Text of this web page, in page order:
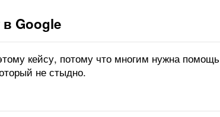
в Google
кейсу, потому что многим нужна помощь
не стыдно.